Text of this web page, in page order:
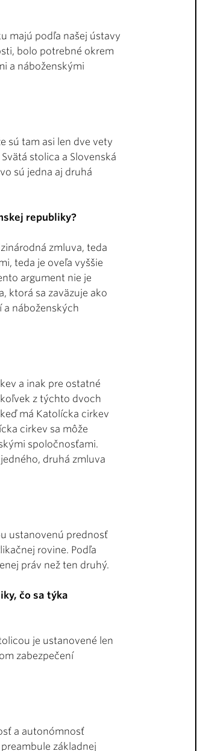
majú podľa našej ústavy
bolo potrebné okrem
a náboženskými
sú tam asi len dve vety
stolica a Slovenská
sú jedna aj druhá
republiky?
zmluva, teda
teda je oveľa vyššie
argument nie je
ktorá sa zaväzuje ako
a náboženských
a inak pre ostatné
z týchto dvoch
má Katolícka cirkev
cirkev sa môže
spoločnosťami.
druhá zmluva
ustanovenú prednosť
rovine. Podľa
práv než ten druhý.
čo sa týka
je ustanovené len
zabezpečení
a autonómnosť
základnej